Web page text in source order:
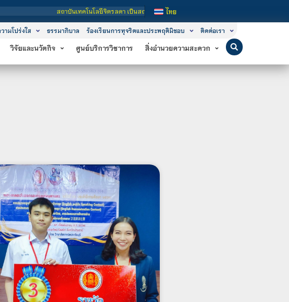
สถาบันเทคโนโลยีจิตรลดา เป็นสถาบันอุดมศึกษาในกำกับของรัฐ เปิดหลักสูตรการเรียนการสอน 3 ระดั
ไทย
ามโปร่งใส ธรรมาภิบาล ร้องเรียนการทุจริตและประพฤติมิชอบ ติดต่อเรา
วิจัยและนวัตกิจ ศูนย์บริการวิชาการ สิ่งอำนวยความสะดวก